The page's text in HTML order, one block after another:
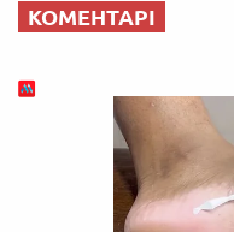
КОМЕНТАРІ